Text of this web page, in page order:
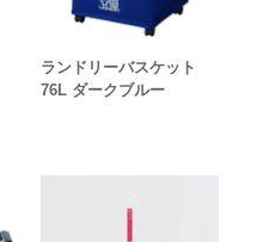
ランドリーバスケット
76L ダークブルー